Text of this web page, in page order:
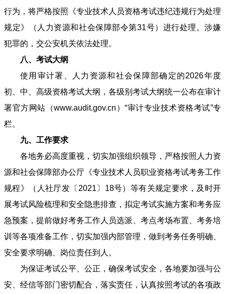
行为，将严格按照《专业技术人员资格考试违纪违规行为处理
规定》（人力资源和社会保障部令第31号）进行处理。涉嫌
犯罪的，交公安机关依法处理。
八、考试大纲
使用审计署、人力资源和社会保障部确定的2026年度
初、中、高级资格考试大纲，各级别考试大纲统一公布在审计
署官方网站（www.audit.gov.cn）“审计专业技术资格考试”专
栏。
九、工作要求
各地务必高度重视，切实加强组织领导，严格按照人力资
源和社会保障部办公厅《专业技术人员职业资格考试考务工作
规程》（人社厅发〔2021〕18号）等有关规定要求，及时开
展考试风险梳理和安全隐患排查，拟定考试实施方案和考务应
急预案，提前做好考务工作人员选派、考点考场布置、考务培
训等各项准备工作，切实加强内部管理，做到考务任务明确、
安全要求明确、岗位责任到人。
为保证考试公平、公正，确保考试安全，各地要加强与公
安、经信等部门密切配合，落实责任，认真按照考试的各项政